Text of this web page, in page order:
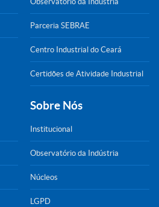
Parceria SEBRAE
Centro Industrial do Ceará
Certidões de Atividade Industrial
Sobre Nós
Institucional
Observatório da Indústria
Núcleos
LGPD